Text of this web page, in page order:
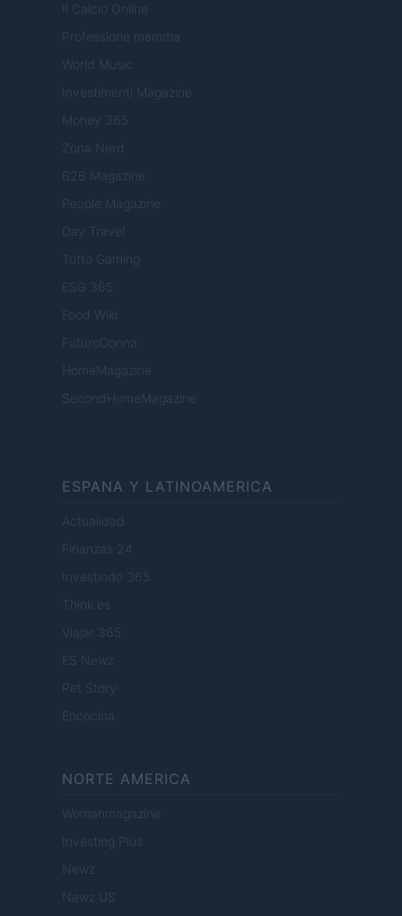
Il Calcio Online
Professione mamma
World Music
Investimenti Magazine
Money 365
Zona Nerd
B2B Magazine
People Magazine
Day Travel
Tutto Gaming
ESG 365
Food Wiki
FuturoDonna
HomeMagazine
SecondHomeMagazine
ESPANA Y LATINOAMERICA
Actualidad
Finanzas 24
Investindo 365
Think.es
Viajar 365
ES Newz
Pet Story
Encocina
NORTE AMERICA
Womanmagazine
Investing Plus
Newz
Newz US